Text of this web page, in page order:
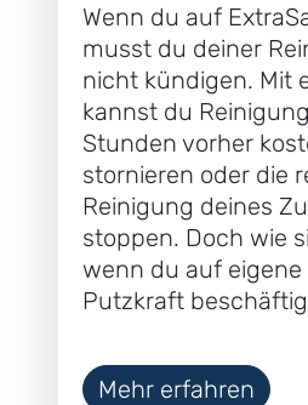
Wenn du auf
musst du deiner
nicht kündigen. Mit
kannst du
Stunden vorher
stornieren oder die
Reinigung deines
stoppen. Doch wie
wenn du auf eigene
Putzkraft
Mehr erfahren